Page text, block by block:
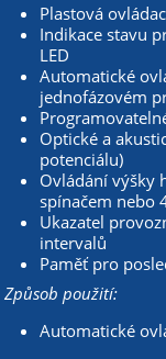
Plastová
Indikace stavu
LED
Automatické
jednofázovém
Optické a
potenciálu)
Ovládání výšky
spínačem nebo
Ukazatel
intervalů
Paměť pro
Způsob použití:
Automatické